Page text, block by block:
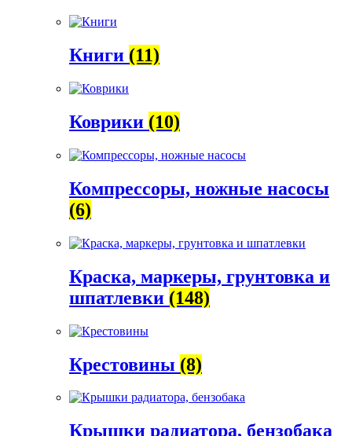
Книги (11)
Коврики (10)
Компрессоры, ножные насосы
(6)
Краска, маркеры, грунтовка и
шпатлевки (148)
Крестовины (8)
Крышки радиатора, бензобака